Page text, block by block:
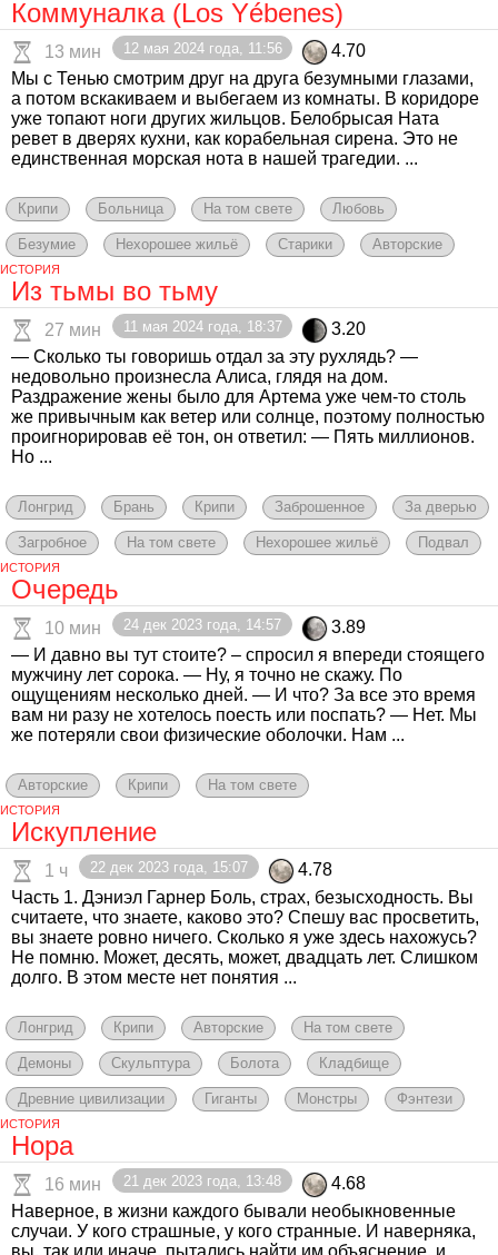
Коммуналка (Los Yébenes)
13 мин 12 мая 2024 года, 11:56
4.70
Мы с Тенью смотрим друг на друга безумными глазами,
а потом вскакиваем и выбегаем из комнаты. В коридоре
уже топают ноги других жильцов. Белобрысая Ната
ревет в дверях кухни, как корабельная сирена. Это не
единственная морская нота в нашей трагедии. ...
Крипи Больница На том свете Любовь
Безумие Нехорошее жильё Старики Авторские
ИСТОРИЯ
Из тьмы во тьму
27 мин 11 мая 2024 года, 18:37
3.20
— Сколько ты говоришь отдал за эту рухлядь? —
недовольно произнесла Алиса, глядя на дом.
Раздражение жены было для Артема уже чем-то столь
же привычным как ветер или солнце, поэтому полностью
проигнорировав её тон, он ответил: — Пять миллионов.
Но ...
Лонгрид Брань Крипи Заброшенное За дверью
Загробное На том свете Нехорошее жильё Подвал
ИСТОРИЯ
Очередь
10 мин 24 дек 2023 года, 14:57
3.89
— И давно вы тут стоите? – спросил я впереди стоящего
мужчину лет сорока. — Ну, я точно не скажу. По
ощущениям несколько дней. — И что? За все это время
вам ни разу не хотелось поесть или поспать? — Нет. Мы
же потеряли свои физические оболочки. Нам ...
Авторские Крипи На том свете
ИСТОРИЯ
Искупление
1 ч 22 дек 2023 года, 15:07
4.78
Часть 1. Дэниэл Гарнер Боль, страх, безысходность. Вы
считаете, что знаете, каково это? Спешу вас просветить,
вы знаете ровно ничего. Сколько я уже здесь нахожусь?
Не помню. Может, десять, может, двадцать лет. Слишком
долго. В этом месте нет понятия ...
Лонгрид Крипи Авторские На том свете
Демоны Скульптура Болота Кладбище
Древние цивилизации Гиганты Монстры Фэнтези
ИСТОРИЯ
Нора
16 мин 21 дек 2023 года, 13:48
4.68
Наверное, в жизни каждого бывали необыкновенные
случаи. У кого страшные, у кого странные. И наверняка,
вы, так или иначе, пытались найти им объяснение, и